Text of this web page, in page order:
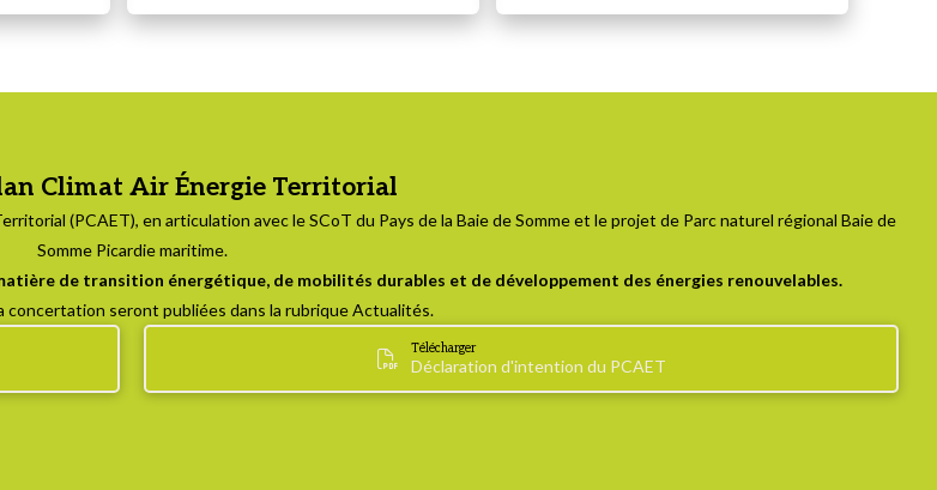
Climat Air Énergie Territorial
(PCAET), en articulation avec le SCoT du Pays de la Baie de Somme et le projet de Parc naturel régional Baie de
Somme Picardie maritime.
de transition énergétique, de mobilités durables et de développement des énergies renouvelables.
concertation seront publiées dans la rubrique Actualités.
Télécharger
Déclaration d'intention du PCAET